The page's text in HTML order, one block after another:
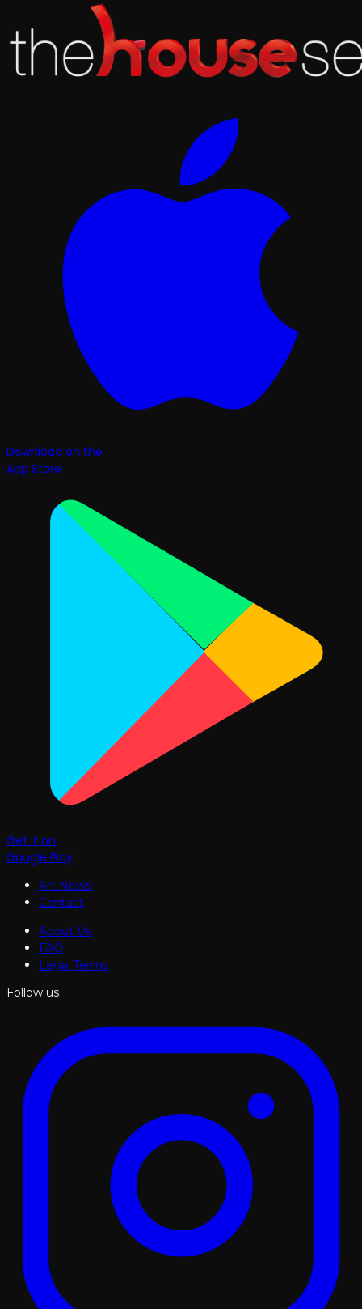
Download on the
App Store
Get it on
Google Play
Art News
Contact
About Us
FAQ
Legal Terms
Follow us